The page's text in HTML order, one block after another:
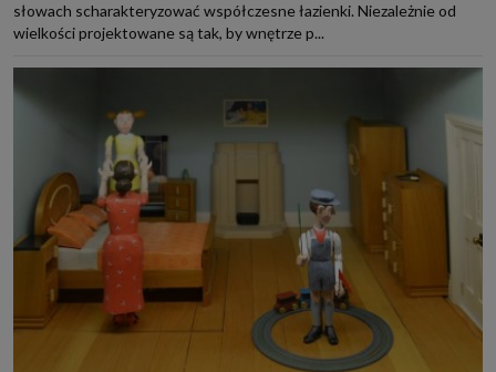
słowach scharakteryzować współczesne łazienki. Niezależnie od
wielkości projektowane są tak, by wnętrze p...